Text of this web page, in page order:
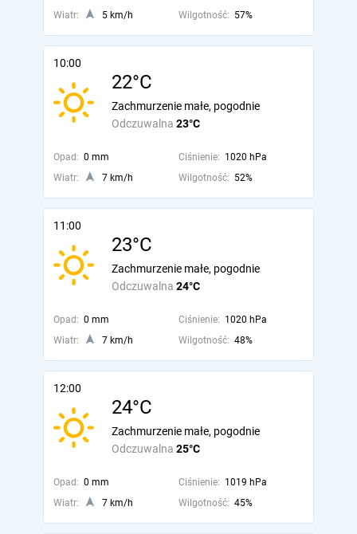
Wiatr:
5 km/h Wilgotność: 57%
10:00
22°C
Odczuwalna 23°C
Zachmurzenie małe, pogodnie
Opad: 0 mm Ciśnienie: 1020 hPa
Wiatr:
7 km/h Wilgotność: 52%
11:00
23°C
Odczuwalna 24°C
Zachmurzenie małe, pogodnie
Opad: 0 mm Ciśnienie: 1020 hPa
Wiatr:
7 km/h Wilgotność: 48%
12:00
24°C
Odczuwalna 25°C
Zachmurzenie małe, pogodnie
Opad: 0 mm Ciśnienie: 1019 hPa
Wiatr:
7 km/h Wilgotność: 45%